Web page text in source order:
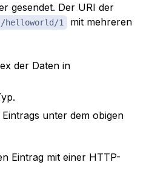
gesendet. Der URI der
1
mit mehreren
der Daten in
unter dem obigen
Eintrag mit einer HTTP-